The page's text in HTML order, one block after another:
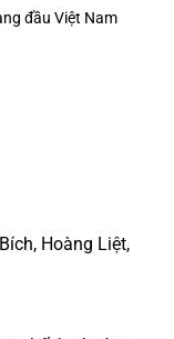
đầu Việt Nam
Hoàng Liệt,